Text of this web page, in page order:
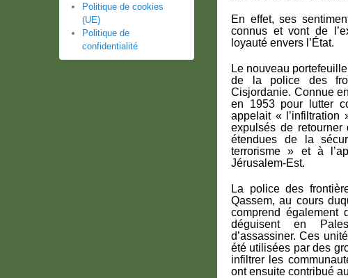
En effet, ses
connus et vont de
loyauté envers l’État.
Le nouveau
de la police des
Cisjordanie. Connue
en 1953 pour lutter
appelait « l’infiltration
expulsés de
étendues de la
terrorisme » et à
Jérusalem-Est.
La police des
Qassem, au cours
comprend également
déguisent en
d’assassiner. Ces
été utilisées par des
infiltrer les
ont ensuite contribué
Politique de cookies
(UE)
Politique de
confidentialité